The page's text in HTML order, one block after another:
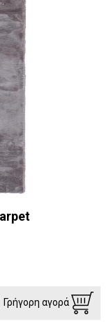
Γρήγορη αγορά